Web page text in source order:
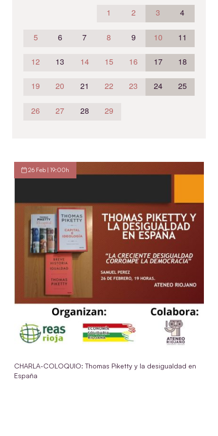
1
2 3 4
5 6 7 8 9 10 11
12 13 14 15 16 17 18
19 20 21 22 23 24 25
26 27 28 29
26 Feb | 19:00h
CHARLA-COLOQUIO: Thomas Piketty y la desigualdad en
España